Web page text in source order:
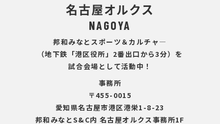
名古屋オルクス
NAGOYA
邦和みなとスポーツ＆カルチャ―
（地下鉄「港区役所」2番出口から3分）を
試合会場として活動中！
事務所
〒455-0015
愛知県名古屋市港区港栄1-8-23
邦和みなとS&C内 名古屋オルクス事務所1F